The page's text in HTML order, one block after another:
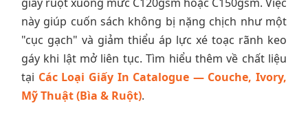
này giúp cuốn sách không bị nặng chịch như một
"cục gạch" và giảm thiểu áp lực xé toạc rãnh keo
gáy khi lật mở liên tục. Tìm hiểu thêm về chất liệu
tại Các Loại Giấy In Catalogue — Couche, Ivory,
Mỹ Thuật (Bìa & Ruột).